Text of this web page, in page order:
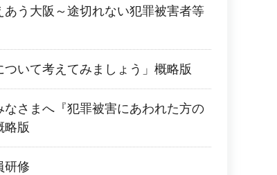
う大阪～途切れない犯罪被害者等
いて考えてみましょう」概略版
さまへ『犯罪被害にあわれた方の
略版
研修